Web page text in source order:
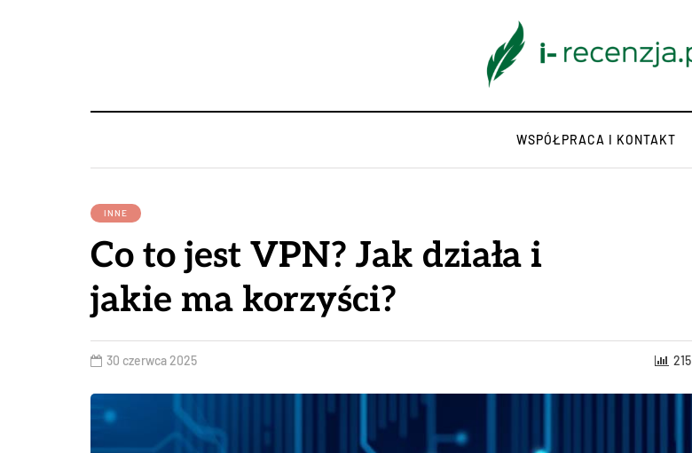
WSPÓŁPRACA I KONTAKT
INNE
Co to jest VPN? Jak działa i
jakie ma korzyści?
30 czerwca 2025 215